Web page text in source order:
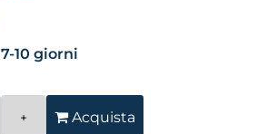
7-10 giorni
Acquista